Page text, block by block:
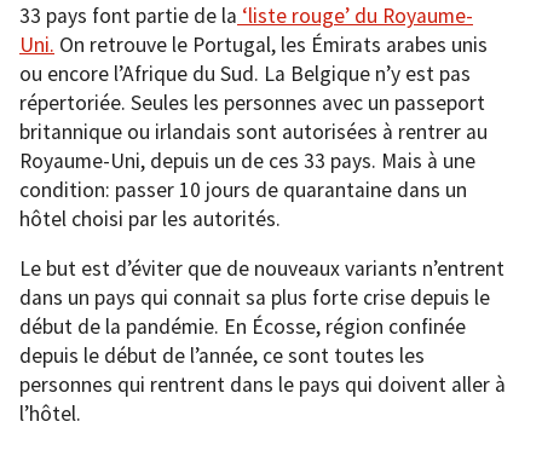
33 pays font partie de la ‘liste rouge’ du Royaume-
Uni. On retrouve le Portugal, les Émirats arabes unis
ou encore l’Afrique du Sud. La Belgique n’y est pas
répertoriée. Seules les personnes avec un passeport
britannique ou irlandais sont autorisées à rentrer au
Royaume-Uni, depuis un de ces 33 pays. Mais à une
condition: passer 10 jours de quarantaine dans un
hôtel choisi par les autorités.
Le but est d’éviter que de nouveaux variants n’entrent
dans un pays qui connait sa plus forte crise depuis le
début de la pandémie. En Écosse, région confinée
depuis le début de l’année, ce sont toutes les
personnes qui rentrent dans le pays qui doivent aller à
l’hôtel.